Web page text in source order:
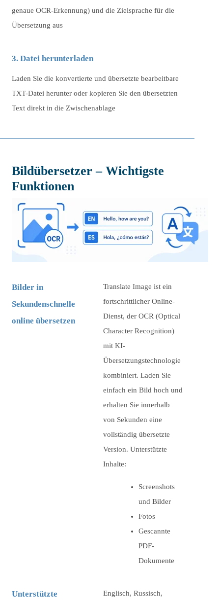
genaue OCR-Erkennung) und die Zielsprache für die
Übersetzung aus
3. Datei herunterladen
Laden Sie die konvertierte und übersetzte bearbeitbare
TXT-Datei herunter oder kopieren Sie den übersetzten
Text direkt in die Zwischenablage
Bildübersetzer – Wichtigste
Funktionen
Bilder in
Sekundenschnelle
online übersetzen
Translate Image ist ein
fortschrittlicher Online-
Dienst, der OCR (Optical
Character Recognition)
mit KI-
Übersetzungstechnologie
kombiniert. Laden Sie
einfach ein Bild hoch und
erhalten Sie innerhalb
von Sekunden eine
vollständig übersetzte
Version. Unterstützte
Inhalte:
Screenshots
und Bilder
Fotos
Gescannte
PDF-
Dokumente
Unterstützte Englisch, Russisch,